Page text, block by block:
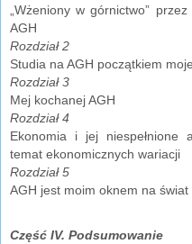
„Wżeniony w górnictwo”
AGH
Rozdział 2
Studia na AGH początkiem
Rozdział 3
Mej kochanej AGH
Rozdział 4
Ekonomia i jej niespełnione
temat ekonomicznych wariacji
Rozdział 5
AGH jest moim oknem na świat
Część IV. Podsumowanie